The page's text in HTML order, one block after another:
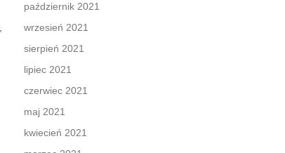
październik 2021
wrzesień 2021
sierpień 2021
lipiec 2021
czerwiec 2021
maj 2021
kwiecień 2021